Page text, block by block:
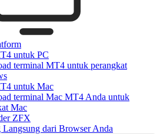
untuk PC
terminal MT4 untuk perangkat
untuk Mac
terminal Mac MT4 Anda untuk
Mac
ZFX
Langsung dari Browser Anda